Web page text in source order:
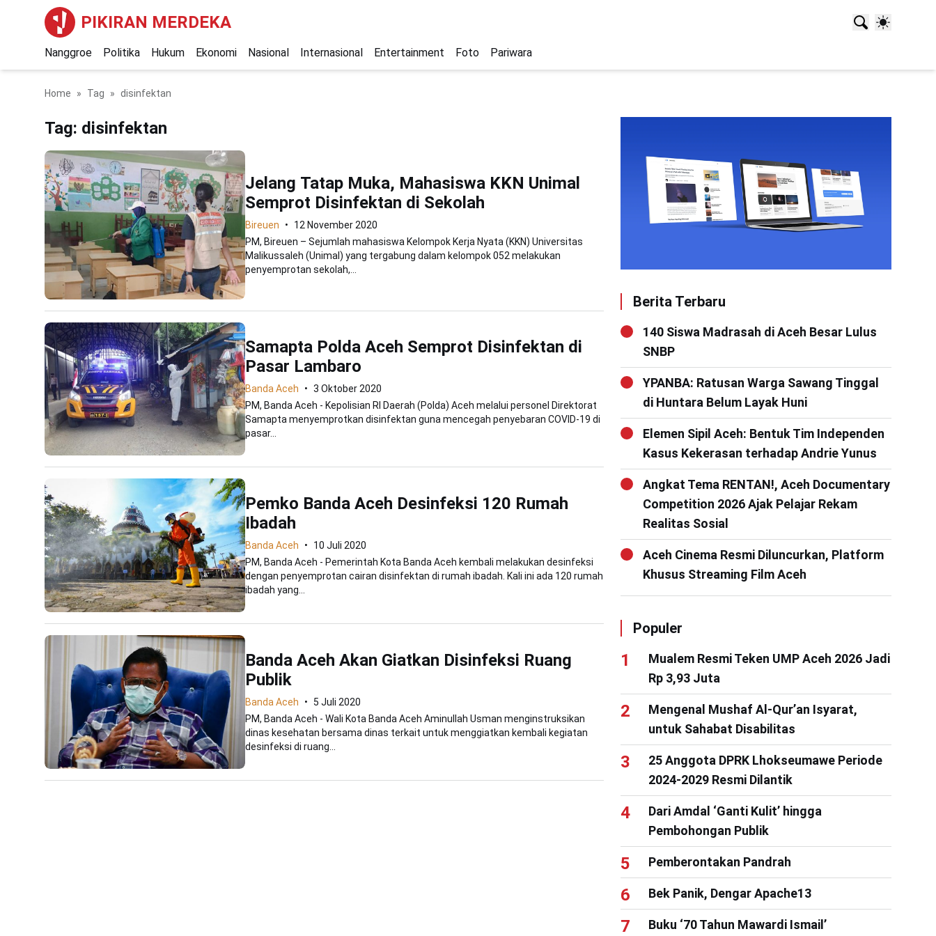
PIKIRAN MERDEKA
Nanggroe Politika Hukum Ekonomi Nasional Internasional Entertainment Foto Pariwara
Home Tag disinfektan
Tag: disinfektan
Jelang Tatap Muka, Mahasiswa KKN Unimal
Semprot Disinfektan di Sekolah
Bireuen
12 November 2020
PM, Bireuen – Sejumlah mahasiswa Kelompok Kerja Nyata (KKN) Universitas
Malikussaleh (Unimal) yang tergabung dalam kelompok 052 melakukan
penyemprotan sekolah,...
Samapta Polda Aceh Semprot Disinfektan di
Pasar Lambaro
Banda Aceh
3 Oktober 2020
PM, Banda Aceh - Kepolisian RI Daerah (Polda) Aceh melalui personel Direktorat
Samapta menyemprotkan disinfektan guna mencegah penyebaran COVID-19 di
pasar...
Pemko Banda Aceh Desinfeksi 120 Rumah
Ibadah
Banda Aceh
10 Juli 2020
PM, Banda Aceh - Pemerintah Kota Banda Aceh kembali melakukan desinfeksi
dengan penyemprotan cairan disinfektan di rumah ibadah. Kali ini ada 120 rumah
ibadah yang...
Banda Aceh Akan Giatkan Disinfeksi Ruang
Publik
Banda Aceh
5 Juli 2020
PM, Banda Aceh - Wali Kota Banda Aceh Aminullah Usman menginstruksikan
dinas kesehatan bersama dinas terkait untuk menggiatkan kembali kegiatan
desinfeksi di ruang...
Berita Terbaru
140 Siswa Madrasah di Aceh Besar Lulus
SNBP
YPANBA: Ratusan Warga Sawang Tinggal
di Huntara Belum Layak Huni
Elemen Sipil Aceh: Bentuk Tim Independen
Kasus Kekerasan terhadap Andrie Yunus
Angkat Tema RENTAN!, Aceh Documentary
Competition 2026 Ajak Pelajar Rekam
Realitas Sosial
Aceh Cinema Resmi Diluncurkan, Platform
Khusus Streaming Film Aceh
Populer
Mualem Resmi Teken UMP Aceh 2026 Jadi
Rp 3,93 Juta
Mengenal Mushaf Al-Qur’an Isyarat,
untuk Sahabat Disabilitas
25 Anggota DPRK Lhokseumawe Periode
2024-2029 Resmi Dilantik
Dari Amdal ‘Ganti Kulit’ hingga
Pembohongan Publik
Pemberontakan Pandrah
Bek Panik, Dengar Apache13
Buku ‘70 Tahun Mawardi Ismail’